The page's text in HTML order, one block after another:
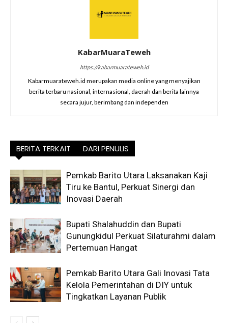
KabarMuaraTeweh
https://kabarmuarateweh.id
Kabarmuarateweh.id merupakan media online yang menyajikan
berita terbaru nasional, internasional, daerah dan berita lainnya
secara jujur, berimbang dan independen
BERITA TERKAIT DARI PENULIS
Pemkab Barito Utara Laksanakan Kaji
Tiru ke Bantul, Perkuat Sinergi dan
Inovasi Daerah
Bupati Shalahuddin dan Bupati
Gunungkidul Perkuat Silaturahmi dalam
Pertemuan Hangat
Pemkab Barito Utara Gali Inovasi Tata
Kelola Pemerintahan di DIY untuk
Tingkatkan Layanan Publik